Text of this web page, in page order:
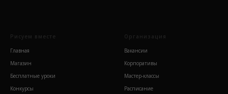
Рисуем вместе
Главная
Магазин
Бесплатные уроки
Конкурсы
Организация
Вакансии
Корпоративы
Мастер-классы
Расписание